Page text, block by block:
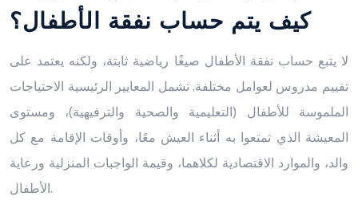
كيف يتم حساب نفقة الأطفال؟
لا يتبع حساب نفقة الأطفال صيغًا رياضية ثابتة، ولكنه يعتمد على
تقييم مدروس لعوامل مختلفة. تشمل المعايير الرئيسية الاحتياجات
الملموسة للأطفال (التعليمية والصحية والترفيهية)، ومستوى
المعيشة الذي تمتعوا به أثناء العيش معًا، وأوقات الإقامة مع كل
والد، والموارد الاقتصادية لكلاهما، وقيمة الواجبات المنزلية ورعاية
الأطفال.